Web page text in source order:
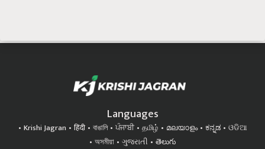
Languages
Krishi Jagran हिंदी বাঙালি ਪੰਜਾਬੀ தமிழ் മലയാളം ಕನ್ನಡ
ଓଡିଆ
অসমীয়া
ગુજરાતી తెలుగు